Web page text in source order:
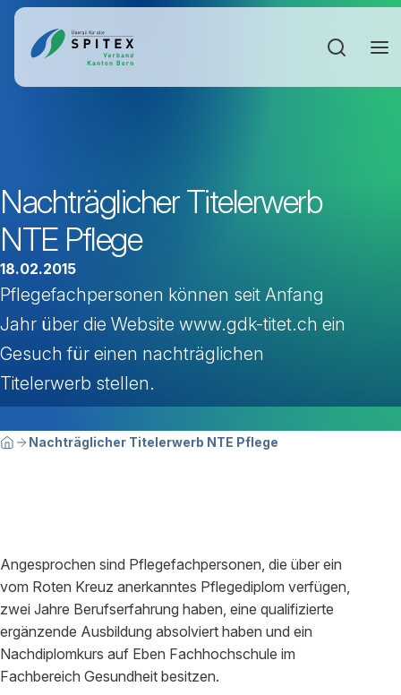
Nachträglicher Titelerwerb
NTE Pflege
18.02.2015
Pflegefachpersonen können seit Anfang
Jahr über die Website www.gdk-titet.ch ein
Gesuch für einen nachträglichen
Titelerwerb stellen.
Breadcrumbnavigation
Sie befinden sich hier:
HomeNachträglicher Titelerwerb NTE Pflege
Angesprochen sind Pflegefachpersonen, die über ein
vom Roten Kreuz anerkanntes Pflegediplom verfügen,
zwei Jahre Berufserfahrung haben, eine qualifizierte
ergänzende Ausbildung absolviert haben und ein
Nachdiplomkurs auf Eben Fachhochschule im
Fachbereich Gesundheit besitzen.